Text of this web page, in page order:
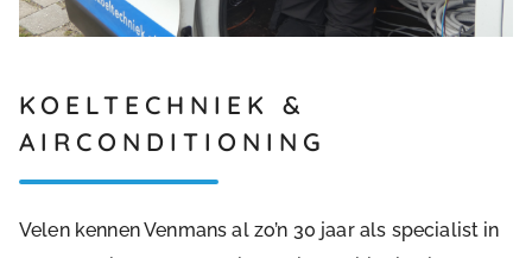
KOELTECHNIEK &
AIRCONDITIONING
Velen kennen Venmans al zo’n 30 jaar als specialist in